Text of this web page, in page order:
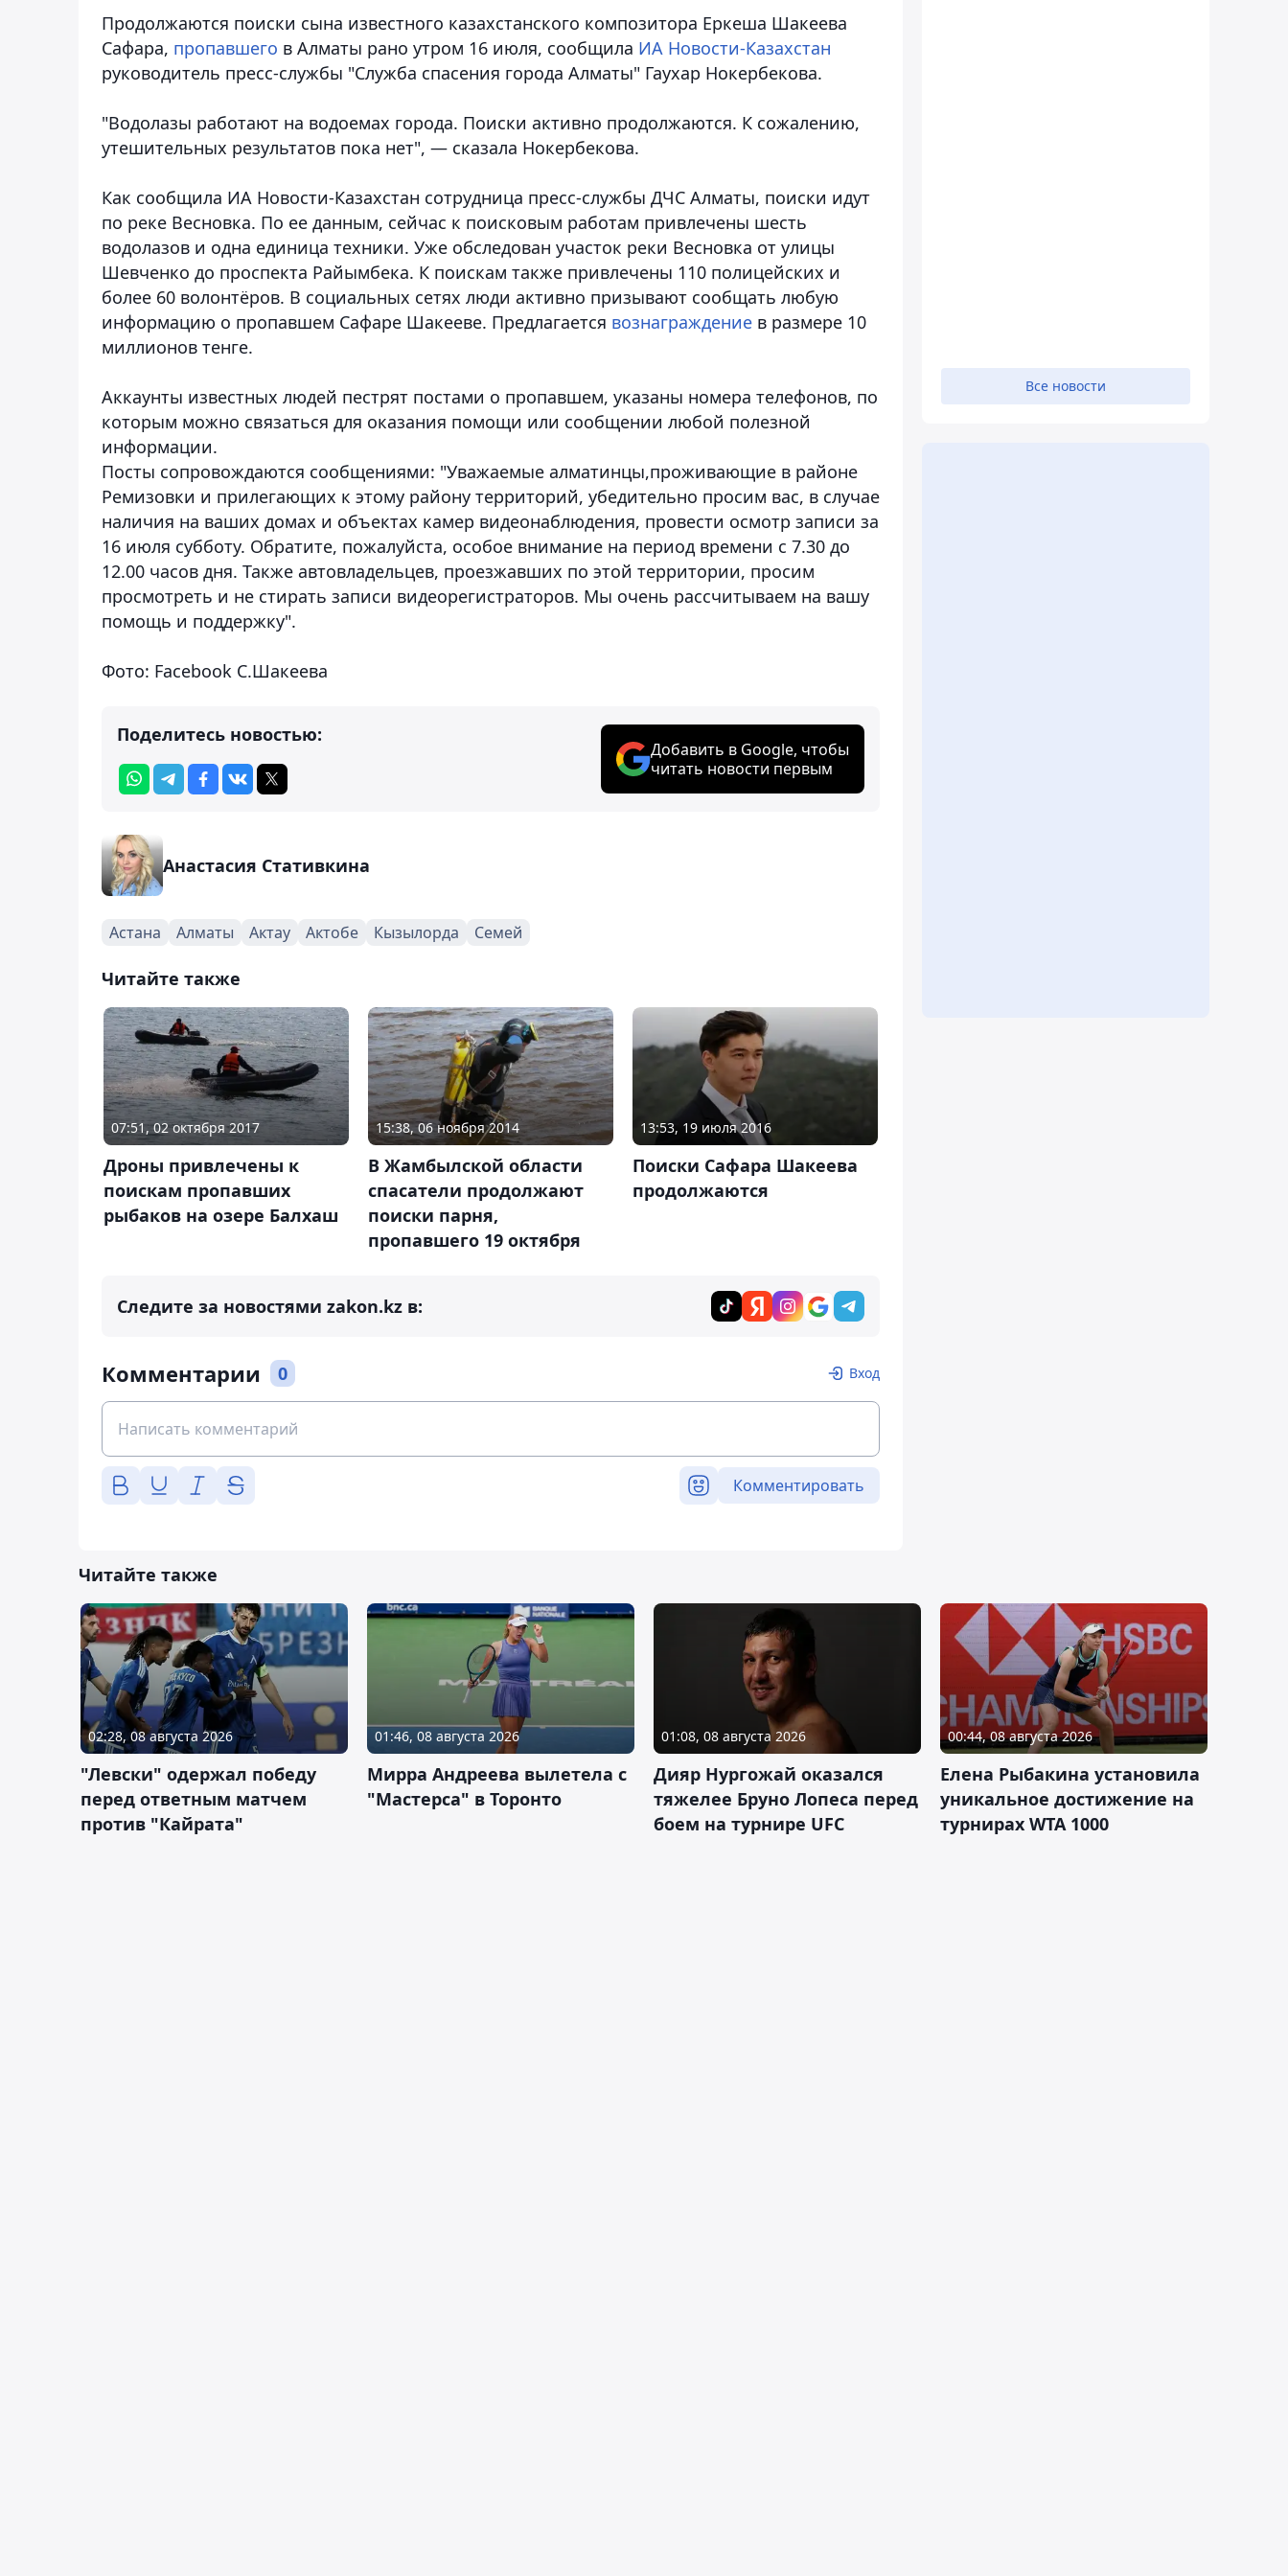
Продолжаются поиски сына известного казахстанского композитора Еркеша Шакеева
Сафара, пропавшего в Алматы рано утром 16 июля, сообщила ИА Новости-Казахстан
руководитель пресс-службы "Служба спасения города Алматы" Гаухар Нокербекова.
"Водолазы работают на водоемах города. Поиски активно продолжаются. К сожалению,
утешительных результатов пока нет", — сказала Нокербекова.
Как сообщила ИА Новости-Казахстан сотрудница пресс-службы ДЧС Алматы, поиски идут
по реке Весновка. По ее данным, сейчас к поисковым работам привлечены шесть
водолазов и одна единица техники. Уже обследован участок реки Весновка от улицы
Шевченко до проспекта Райымбека. К поискам также привлечены 110 полицейских и
более 60 волонтёров. В социальных сетях люди активно призывают сообщать любую
информацию о пропавшем Сафаре Шакееве. Предлагается вознаграждение в размере 10
миллионов тенге.
Аккаунты известных людей пестрят постами о пропавшем, указаны номера телефонов, по
которым можно связаться для оказания помощи или сообщении любой полезной
информации.
Посты сопровождаются сообщениями: "Уважаемые алматинцы,проживающие в районе
Ремизовки и прилегающих к этому району территорий, убедительно просим вас, в случае
наличия на ваших домах и объектах камер видеонаблюдения, провести осмотр записи за
16 июля субботу. Обратите, пожалуйста, особое внимание на период времени с 7.30 до
12.00 часов дня. Также автовладельцев, проезжавших по этой территории, просим
просмотреть и не стирать записи видеорегистраторов. Мы очень рассчитываем на вашу
помощь и поддержку".
Фото: Facebook С.Шакеева
Поделитесь новостью:
Добавить в Google, чтобы
читать новости первым
Анастасия Стативкина
Астана Алматы Актау Актобе Кызылорда Семей
Читайте также
07:51, 02 октября 2017
Дроны привлечены к
поискам пропавших
рыбаков на озере Балхаш
15:38, 06 ноября 2014
В Жамбылской области
спасатели продолжают
поиски парня,
пропавшего 19 октября
13:53, 19 июля 2016
Поиски Сафара Шакеева
продолжаются
Следите за новостями zakon.kz в:
Комментарии 0 Вход
Комментировать
Все новости
Читайте также
02:28, 08 августа 2026
"Левски" одержал победу
перед ответным матчем
против "Кайрата"
01:46, 08 августа 2026
Мирра Андреева вылетела с
"Мастерса" в Торонто
01:08, 08 августа 2026
Дияр Нургожай оказался
тяжелее Бруно Лопеса перед
боем на турнире UFC
00:44, 08 августа 2026
Елена Рыбакина установила
уникальное достижение на
турнирах WTA 1000